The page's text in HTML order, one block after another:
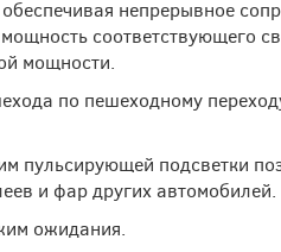
непрерывное
соответствующего
мощности.
по пешеходному
подсветки
и фар других автомобилей.
ожидания.